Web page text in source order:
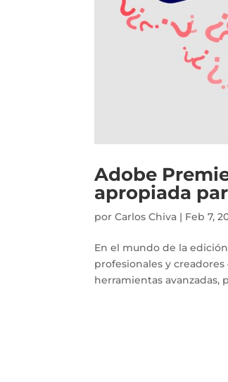
Adobe
apropiada
porCarlos Chiva | Feb 7,
En el mundo de la
profesionales y
herramientas avanzadas,